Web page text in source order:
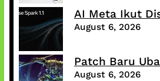
AI Meta Ikut
August 6, 2026
Patch Baru
August 6, 2026